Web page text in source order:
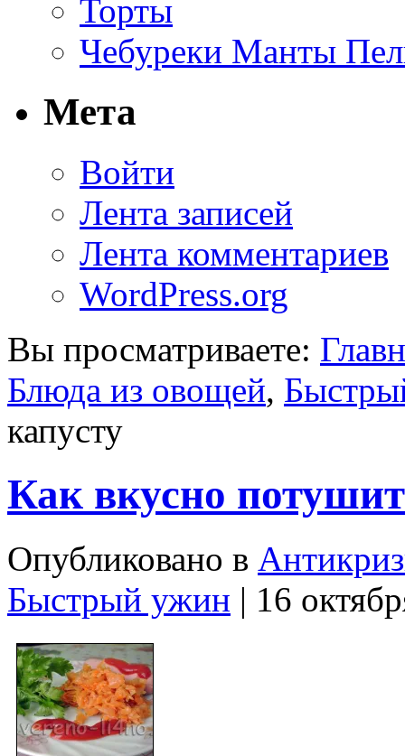
Торты
Чебуреки Манты
Мета
Войти
Лента записей
Лента комментариев
WordPress.org
Вы просматриваете:
Блюда из овощей,
капусту
Как вкусно
Опубликовано в
Быстрый ужин | 16